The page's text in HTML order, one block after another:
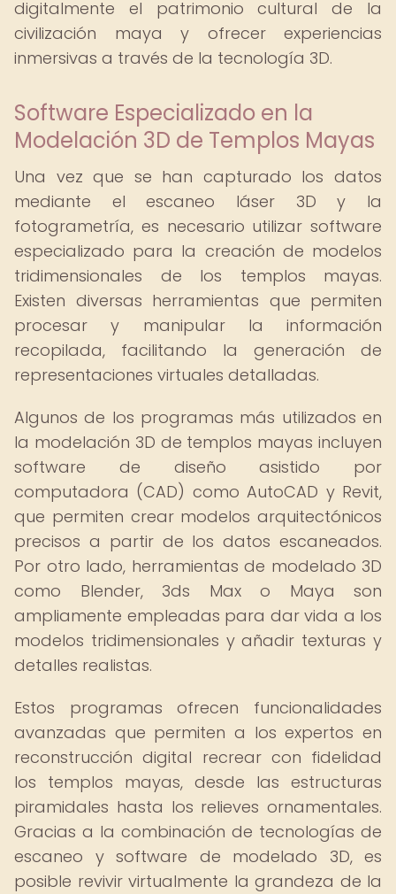
digitalmente el patrimonio cultural de la
civilización maya y ofrecer experiencias
inmersivas a través de la tecnología 3D.
Software Especializado en la
Modelación 3D de Templos Mayas
Una vez que se han capturado los datos
mediante el escaneo láser 3D y la
fotogrametría, es necesario utilizar software
especializado para la creación de modelos
tridimensionales de los templos mayas.
Existen diversas herramientas que permiten
procesar y manipular la información
recopilada, facilitando la generación de
representaciones virtuales detalladas.
Algunos de los programas más utilizados en
la modelación 3D de templos mayas incluyen
software de diseño asistido por
computadora (CAD) como AutoCAD y Revit,
que permiten crear modelos arquitectónicos
precisos a partir de los datos escaneados.
Por otro lado, herramientas de modelado 3D
como Blender, 3ds Max o Maya son
ampliamente empleadas para dar vida a los
modelos tridimensionales y añadir texturas y
detalles realistas.
Estos programas ofrecen funcionalidades
avanzadas que permiten a los expertos en
reconstrucción digital recrear con fidelidad
los templos mayas, desde las estructuras
piramidales hasta los relieves ornamentales.
Gracias a la combinación de tecnologías de
escaneo y software de modelado 3D, es
posible revivir virtualmente la grandeza de la